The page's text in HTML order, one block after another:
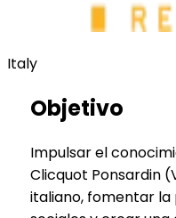
Italy
Objetivo
Impulsar el
Clicquot Ponsardin
italiano, fomentar